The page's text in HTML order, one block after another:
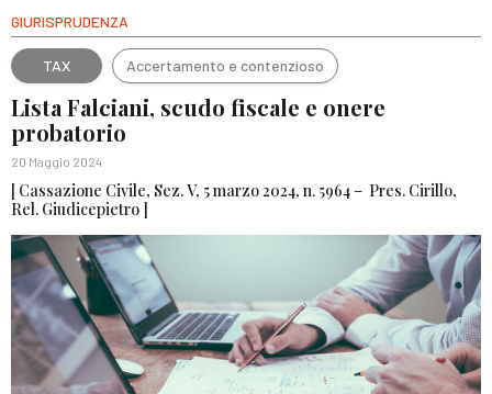
GIURISPRUDENZA
TAX Accertamento e contenzioso
Lista Falciani, scudo fiscale e onere
probatorio
20 Maggio 2024
[ Cassazione Civile, Sez. V, 5 marzo 2024, n. 5964 – Pres. Cirillo,
Rel. Giudicepietro ]